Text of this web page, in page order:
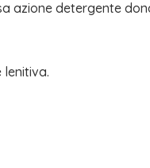
azione detergente
lenitiva.